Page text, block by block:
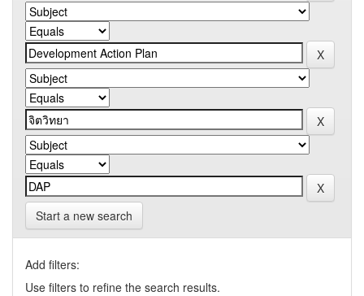
Start a new search
Add filters:
Use filters to refine the search results.